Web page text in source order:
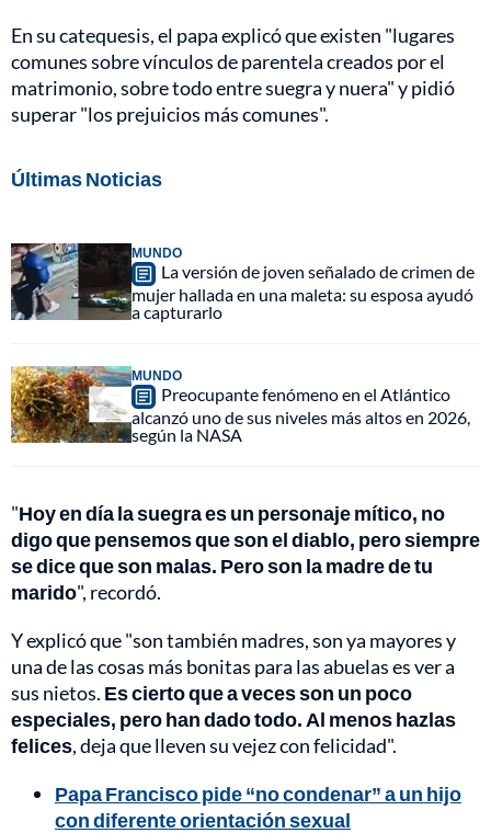
En su catequesis, el papa explicó que existen "lugares
comunes sobre vínculos de parentela creados por el
matrimonio, sobre todo entre suegra y nuera" y pidió
superar "los prejuicios más comunes".
Últimas Noticias
MUNDO
La versión de joven señalado de crimen de
mujer hallada en una maleta: su esposa ayudó
a capturarlo
MUNDO
Preocupante fenómeno en el Atlántico
alcanzó uno de sus niveles más altos en 2026,
según la NASA
"Hoy en día la suegra es un personaje mítico, no
digo que pensemos que son el diablo, pero siempre
se dice que son malas. Pero son la madre de tu
marido", recordó.
Y explicó que "son también madres, son ya mayores y
una de las cosas más bonitas para las abuelas es ver a
sus nietos. Es cierto que a veces son un poco
especiales, pero han dado todo. Al menos hazlas
felices, deja que lleven su vejez con felicidad".
Papa Francisco pide “no condenar” a un hijo
con diferente orientación sexual